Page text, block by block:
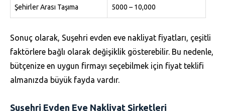
Şehirler Arası Taşıma 5000 – 10,000
Sonuç olarak, Suşehri evden eve nakliyat fiyatları, çeşitli
faktörlere bağlı olarak değişiklik gösterebilir. Bu nedenle,
bütçenize en uygun firmayı seçebilmek için fiyat teklifi
almanızda büyük fayda vardır.
Suşehri Evden Eve Nakliyat Şirketleri